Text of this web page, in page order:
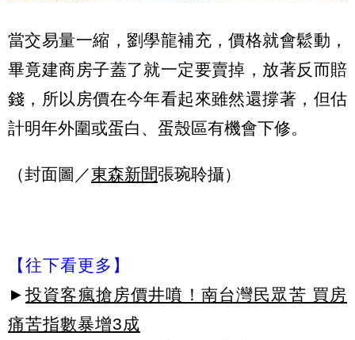
當交易量一縮，劉學龍補充，價格就會鬆動，
畢竟建商房子蓋了就一定要賣掉，放著反而賠
錢，所以房價在今年看起來雖然還撐著，但估
計明年外圍或蛋白、蛋殼區有機會下修。
（封面圖／東森新聞張琬聆攝）
【往下看更多】
► 投資客瘋搶房價井噴！南台灣民眾苦 買房
痛苦指數暴增3成